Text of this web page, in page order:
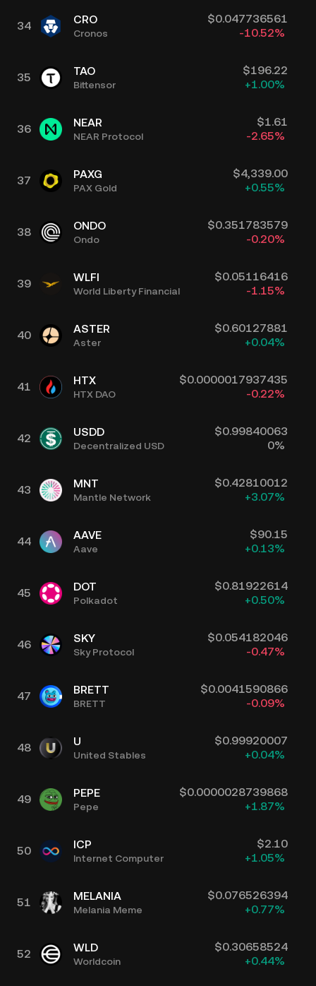
34 CRO
Cronos
$0.047736561
-10.52%
35 TAO
Bittensor
$196.22
+1.00%
36 NEAR
NEAR Protocol
$1.61
-2.65%
37 PAXG
PAX Gold
$4,339.00
+0.55%
38 ONDO
Ondo
$0.351783579
-0.20%
39 WLFI
World Liberty Financial
$0.05116416
-1.15%
40 ASTER
Aster
$0.60127881
+0.04%
41 HTX
HTX DAO
$0.0000017937435
-0.22%
42 USDD
Decentralized USD
$0.99840063
0%
43 MNT
Mantle Network
$0.42810012
+3.07%
44 AAVE
Aave
$90.15
+0.13%
45 DOT
Polkadot
$0.81922614
+0.50%
46 SKY
Sky Protocol
$0.054182046
-0.47%
47 BRETT
BRETT
$0.0041590866
-0.09%
48 U
United Stables
$0.99920007
+0.04%
49 PEPE
Pepe
$0.0000028739868
+1.87%
50 ICP
Internet Computer
$2.10
+1.05%
51 MELANIA
Melania Meme
$0.076526394
+0.77%
52 WLD
Worldcoin
$0.30658524
+0.44%